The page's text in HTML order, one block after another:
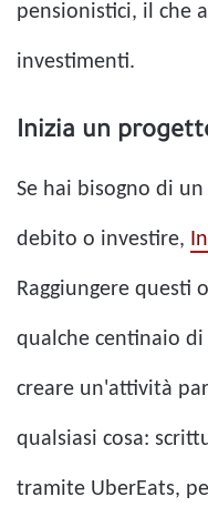
pensionistici, il che
investimenti.
Inizia un
Se hai bisogno di
debito o investire,
Raggiungere questi
qualche centinaio
creare un'attività
qualsiasi cosa:
tramite UberEats,